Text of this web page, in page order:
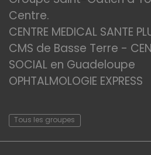
Centre.
CENTRE MEDICAL SANTE
CMS de Basse Terre -
SOCIAL en Guadeloupe
OPHTALMOLOGIE EXPRESS
Tous les groupes